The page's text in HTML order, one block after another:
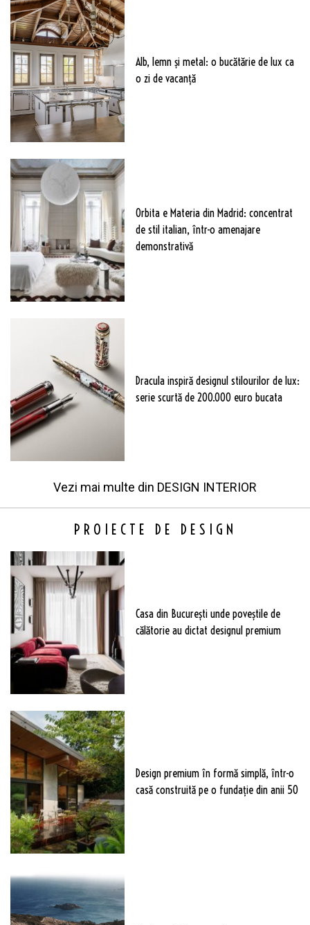
Alb, lemn și metal: o bucătărie de lux ca
o zi de vacanță
Orbita e Materia din Madrid: concentrat
de stil italian, într-o amenajare
demonstrativă
Dracula inspiră designul stilourilor de lux:
serie scurtă de 200.000 euro bucata
Vezi mai multe din DESIGN INTERIOR
PROIECTE DE DESIGN
Casa din București unde poveștile de
călătorie au dictat designul premium
Design premium în formă simplă, într-o
casă construită pe o fundație din anii 50